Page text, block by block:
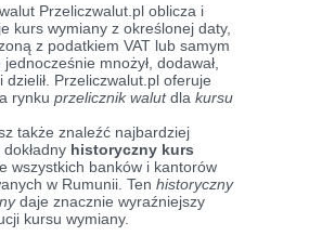
Przeliczwalut.pl oblicza i
kurs wymiany z określonej daty,
z podatkiem VAT lub samym
jednocześnie mnożył, dodawał,
dzielił. Przeliczwalut.pl oferuje
rynku przelicznik walutdla kursu
także znaleźć najbardziej
historyczny kurs
wszystkich banków i kantorów
w Rumunii. Ten historyczny
daje znacznie wyraźniejszy
kursu wymiany.